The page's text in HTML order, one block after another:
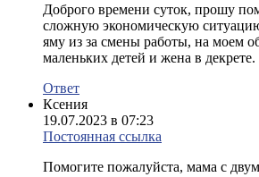
Доброго времени суток, прошу
сложную экономическую
яму из за смены работы, на моем
маленьких детей и жена в
Ответ
Ксения
19.07.2023 в 07:23
Постоянная ссылка
Помогите пожалуйста, мама с